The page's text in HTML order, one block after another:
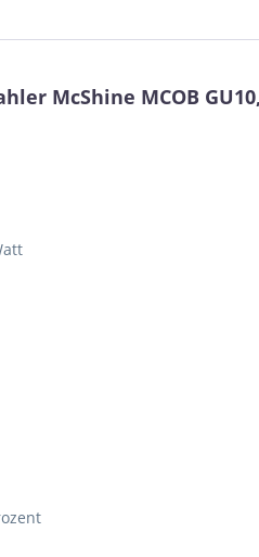
McShine MCOB